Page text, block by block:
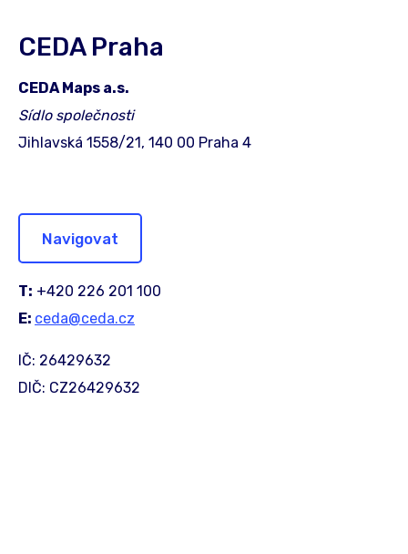
CEDA Praha
CEDA Maps a.s.
Sídlo společnosti
Jihlavská 1558/21, 140 00 Praha 4
Navigovat
T: +420 226 201 100
E: ceda@ceda.cz
IČ: 26429632
DIČ: CZ26429632